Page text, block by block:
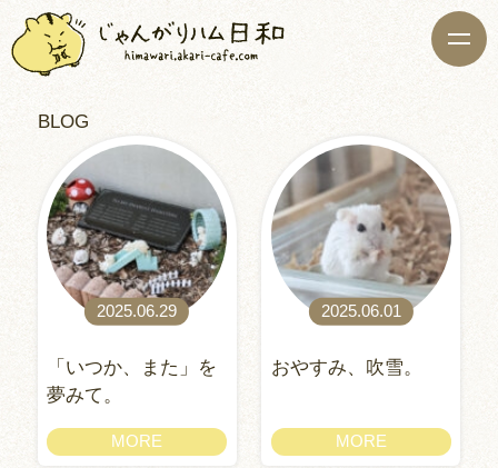
BLOG
2025.06.29
「いつか、また」を
夢みて。
MORE
2025.06.01
おやすみ、吹雪。
MORE